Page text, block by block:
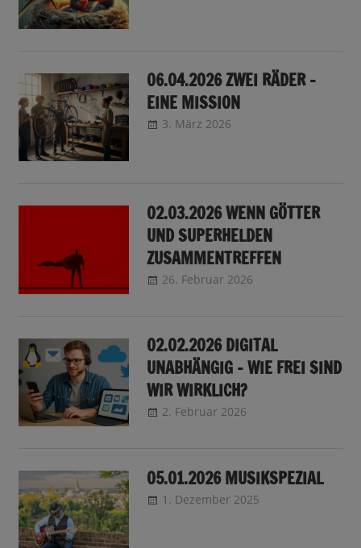
06.04.2026 ZWEI RÄDER –
EINE MISSION
3. März 2026
02.03.2026 WENN GÖTTER
UND SUPERHELDEN
ZUSAMMENTREFFEN
26. Februar 2026
02.02.2026 DIGITAL
UNABHÄNGIG – WIE FREI SIND
WIR WIRKLICH?
2. Februar 2026
05.01.2026 MUSIKSPEZIAL
1. Dezember 2025